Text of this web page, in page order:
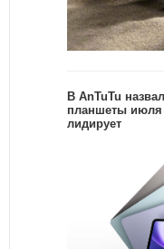
В AnTuTu
планшеты июля
лидирует